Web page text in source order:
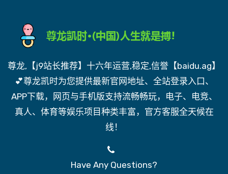
尊龙,【j9站长推荐】十六年运营,稳定,信誉【baidu.ag】
💕尊龙凯时为您提供最新官网地址、全站登录入口、
APP下载，网页与手机版支持流畅畅玩，电子、电竞、
真人、体育等娱乐项目种类丰富，官方客服全天候在
线！
Have Any Questions?